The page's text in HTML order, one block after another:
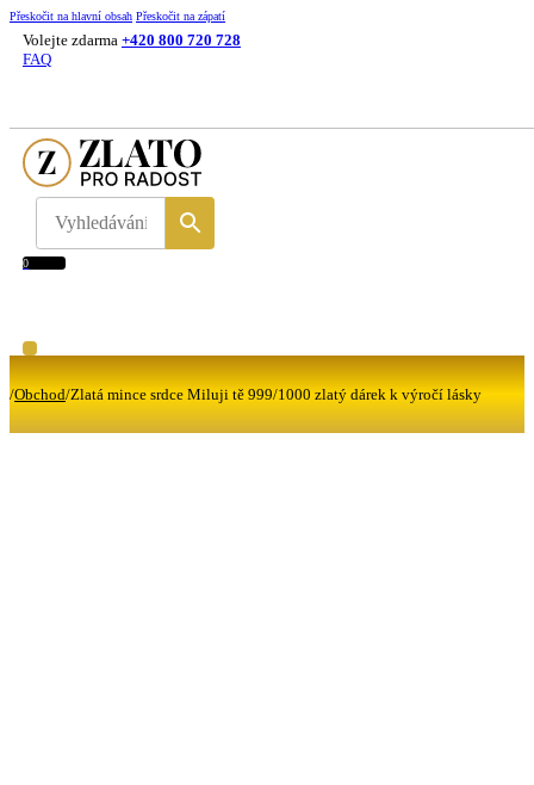
Přeskočit na hlavní obsah Přeskočit na zápatí
Volejte zdarma +420 800 720 728
FAQ
0
/Obchod/Zlatá mince srdce Miluji tě 999/1000 zlatý dárek k výročí lásky